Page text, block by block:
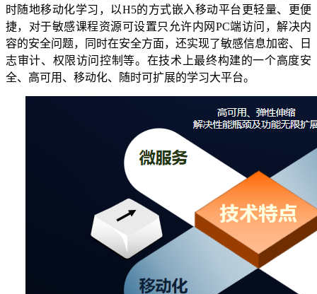
时随地移动化学习，以H5的方式嵌入移动平台更轻量、更便
捷，对于敏感课程资源可设置只允许内网PC端访问，解决内
容的安全问题，同时在安全方面，还实现了敏感信息加密、日
志审计、权限访问控制等。在技术上最终构建的一个高度安
全、高可用、移动化、随时可扩展的学习大平台。